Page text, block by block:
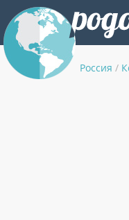
Россия /